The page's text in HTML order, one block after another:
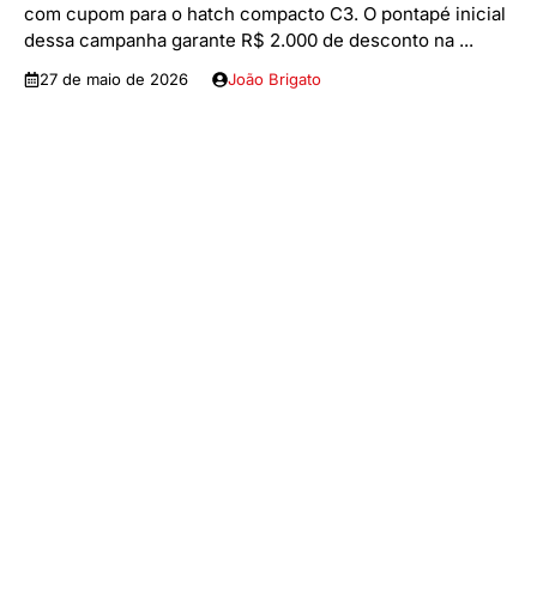
com cupom para o hatch compacto C3. O pontapé inicial
dessa campanha garante R$ 2.000 de desconto na ...
27 de maio de 2026 João Brigato